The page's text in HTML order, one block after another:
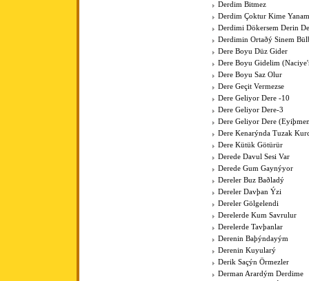
Derdim Bitmez
Derdim Çoktur Kime
Derdimi Dökersem Derin
Derdimin Ortaðý Sinem
Dere Boyu Düz Gider
Dere Boyu Gidelim
Dere Boyu Saz Olur
Dere Geçit Vermezse
Dere Geliyor Dere -10
Dere Geliyor Dere-3
Dere Geliyor Dere
Dere Kenarýnda Tuzak
Dere Kütük Götürür
Derede Davul Sesi Var
Derede Gum Gaynýyor
Dereler Buz Baðladý
Dereler Davþan Ýzi
Dereler Gölgelendi
Derelerde Kum Savrulur
Derelerde Tavþanlar
Derenin Baþýndayým
Derenin Kuyularý
Derik Saçýn Örmezler
Derman Arardým Derdime